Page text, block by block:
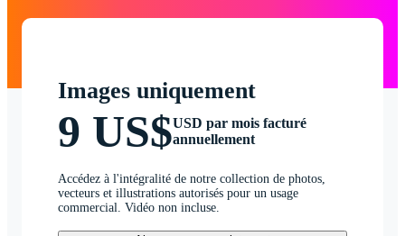
Images uniquement
9 US$USD par mois facturé
annuellement
Accédez à l'intégralité de notre collection de photos,
vecteurs et illustrations autorisés pour un usage
commercial. Vidéo non incluse.